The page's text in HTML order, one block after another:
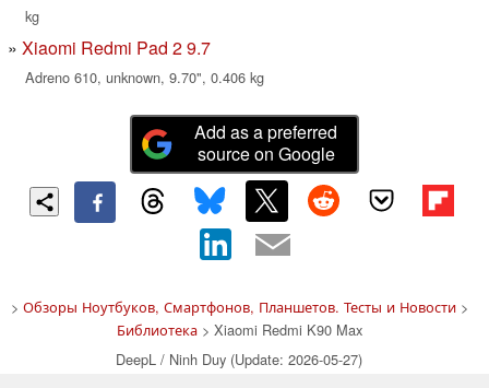
kg
Xiaomi Redmi Pad 2 9.7
Adreno 610, unknown, 9.70", 0.406 kg
Add as a preferred
source on Google
> Обзоры Ноутбуков, Смартфонов, Планшетов. Тесты и Новости>
Библиотека> Xiaomi Redmi K90 Max
DeepL / Ninh Duy (Update: 2026-05-27)